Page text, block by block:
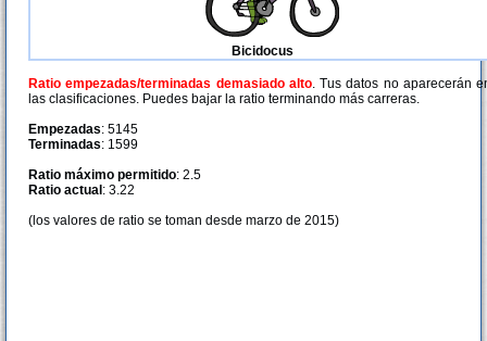
Bicidocus
Ratio empezadas/terminadas demasiado alto. Tus datos no aparecerán
las clasificaciones. Puedes bajar la ratio terminando más carreras.
Empezadas: 5145
Terminadas: 1599
Ratio máximo permitido: 2.5
Ratio actual : 3.22
(los valores de ratio se toman desde marzo de 2015)